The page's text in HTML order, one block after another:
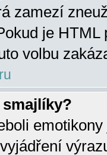
zamezí
je
volbu